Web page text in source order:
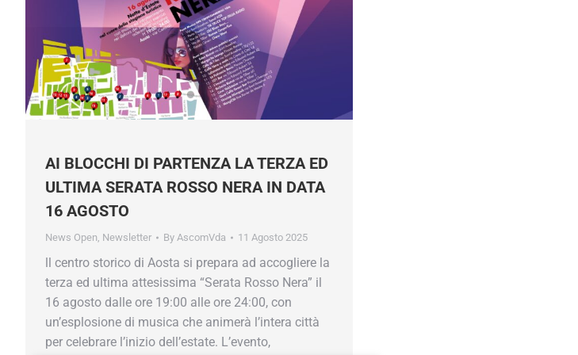
AI BLOCCHI DI PARTENZA LA TERZA ED
ULTIMA SERATA ROSSO NERA IN DATA
16 AGOSTO
News Open Newsletter By AscomVda 11 Agosto 2025
ll centro storico di Aosta si prepara ad accogliere la
terza ed ultima attesissima “Serata Rosso Nera” il
16 agosto dalle ore 19:00 alle ore 24:00, con
un’esplosione di musica che animerà l’intera città
per celebrare l’inizio dell’estate. L’evento,